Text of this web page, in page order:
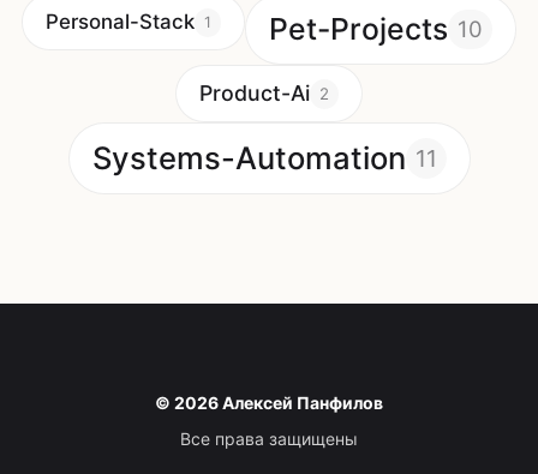
Personal-Stack 1 Pet-Projects 10
Product-Ai 2
Systems-Automation 11
© 2026 Алексей Панфилов
Все права защищены